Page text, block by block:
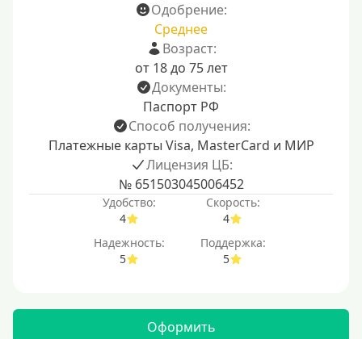
Одобрение:
Среднее
Возраст:
от 18 до 75 лет
Документы:
Паспорт РФ
Способ получения:
Платежные карты Visa, MasterCard и МИР
Лицензия ЦБ:
№ 651503045006452
Удобство:
4
Скорость:
4
Надежность:
5
Поддержка:
5
Оформить